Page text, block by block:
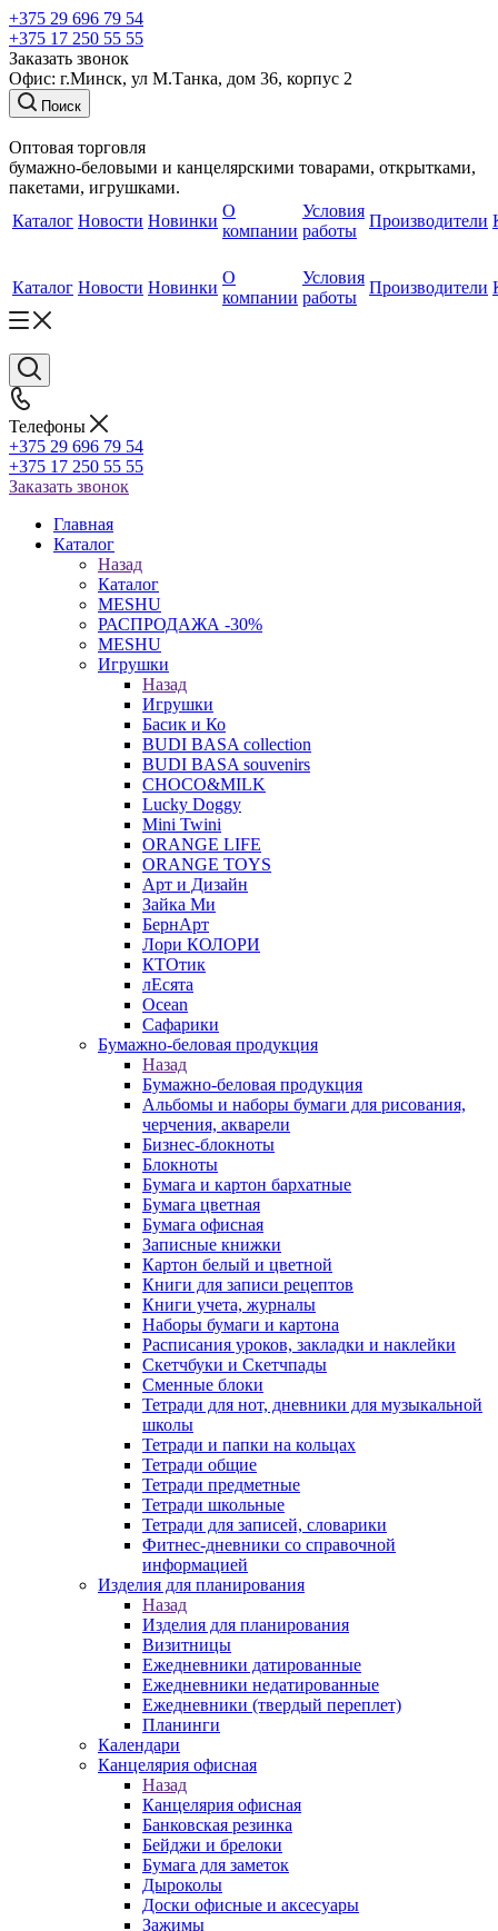
+375 29 696 79 54
+375 17 250 55 55
Заказать звонок
Офис: г.Минск, ул М.Танка, дом 36, корпус 2
Поиск
Оптовая торговля
бумажно-беловыми и канцелярскими товарами, открытками,
пакетами, игрушками.
Каталог Новости Новинки
О
компании
Условия
работы
Производители
Каталог Новости Новинки
О
компании
Условия
работы
Производители
Телефоны
+375 29 696 79 54
+375 17 250 55 55
Заказать звонок
Главная
Каталог
Назад
Каталог
MESHU
РАСПРОДАЖА -30%
MESHU
Игрушки
Назад
Игрушки
Басик и Ко
BUDI BASA collection
BUDI BASA souvenirs
CHOCO&MILK
Lucky Doggy
Mini Twini
ORANGE LIFE
ORANGE TOYS
Арт и Дизайн
Зайка Ми
БернАрт
Лори КОЛОРИ
КТОтик
лЕсята
Ocean
Сафарики
Бумажно-беловая продукция
Назад
Бумажно-беловая продукция
Альбомы и наборы бумаги для рисования,
черчения, акварели
Бизнес-блокноты
Блокноты
Бумага и картон бархатные
Бумага цветная
Бумага офисная
Записные книжки
Картон белый и цветной
Книги для записи рецептов
Книги учета, журналы
Наборы бумаги и картона
Расписания уроков, закладки и наклейки
Скетчбуки и Скетчпады
Сменные блоки
Тетради для нот, дневники для музыкальной
школы
Тетради и папки на кольцах
Тетради общие
Тетради предметные
Тетради школьные
Тетради для записей, словарики
Фитнес-дневники со справочной
информацией
Изделия для планирования
Назад
Изделия для планирования
Визитницы
Ежедневники датированные
Ежедневники недатированные
Ежедневники (твердый переплет)
Планинги
Календари
Канцелярия офисная
Назад
Канцелярия офисная
Банковская резинка
Бейджи и брелоки
Бумага для заметок
Дыроколы
Доски офисные и аксесуары
Зажимы